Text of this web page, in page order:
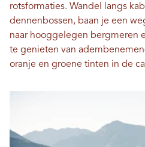
rotsformaties. Wandel langs
dennenbossen, baan je een
naar hooggelegen bergmeren
te genieten van
oranje en groene tinten in de